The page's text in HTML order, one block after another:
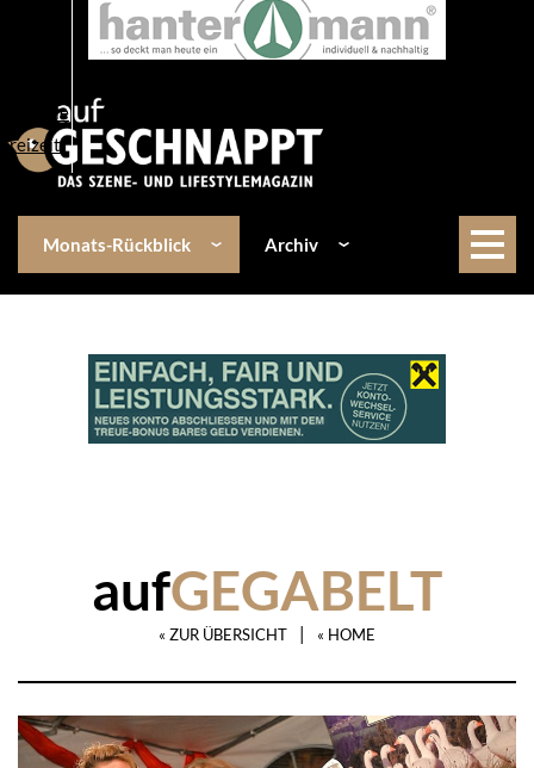
Lifestyle
Freizeit
Monats-Rückblick Archiv
aufGEGABELT
« ZUR ÜBERSICHT | « HOME